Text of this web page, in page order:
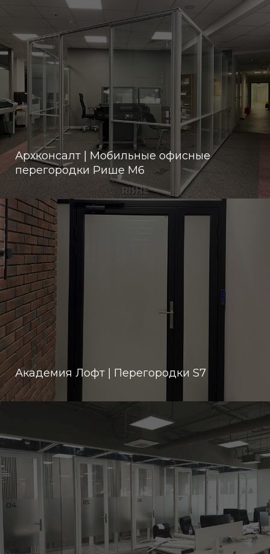
Архконсалт | Мобильные офисные
перегородки Рише М6
Академия Лофт | Перегородки S7